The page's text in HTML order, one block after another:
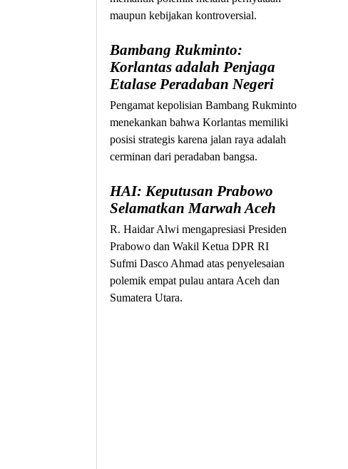
maupun kebijakan kontroversial.
Bambang Rukminto:
Korlantas adalah Penjaga
Etalase Peradaban Negeri
Pengamat kepolisian Bambang Rukminto
menekankan bahwa Korlantas memiliki
posisi strategis karena jalan raya adalah
cerminan dari peradaban bangsa.
HAI: Keputusan Prabowo
Selamatkan Marwah Aceh
R. Haidar Alwi mengapresiasi Presiden
Prabowo dan Wakil Ketua DPR RI
Sufmi Dasco Ahmad atas penyelesaian
polemik empat pulau antara Aceh dan
Sumatera Utara.